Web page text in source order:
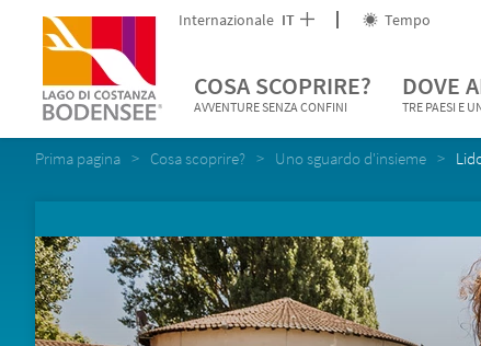
Internazionale IT Tempo
COSA SCOPRIRE?
AVVENTURE SENZA CONFINI
DOVE
TRE PAESI E
Prima pagina Cosa scoprire? Uno sguardo d'insieme